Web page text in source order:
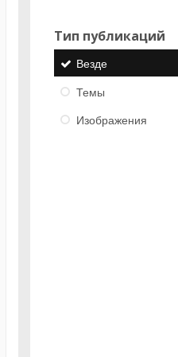
Тип публикаций
Везде
Темы
Изображения